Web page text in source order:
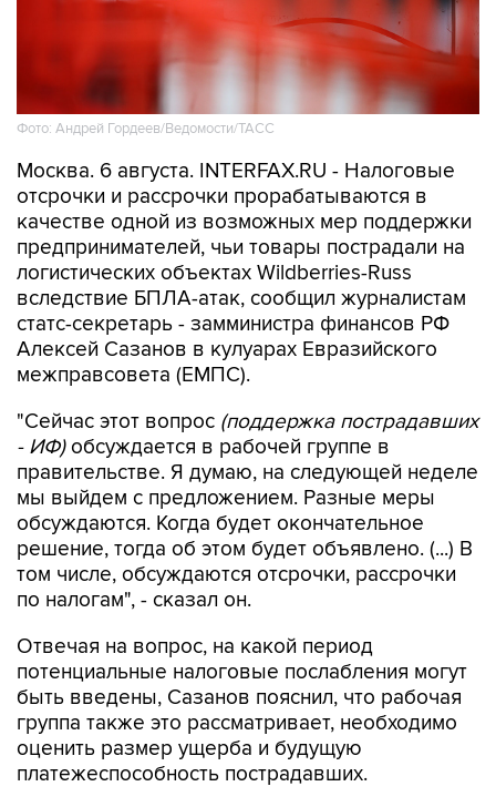
Фото: Андрей Гордеев/Ведомости/ТАСС
Москва. 6 августа. INTERFAX.RU - Налоговые
отсрочки и рассрочки прорабатываются в
качестве одной из возможных мер поддержки
предпринимателей, чьи товары пострадали на
логистических объектах Wildberries-Russ
вследствие БПЛА-атак, сообщил журналистам
статс-секретарь - замминистра финансов РФ
Алексей Сазанов в кулуарах Евразийского
межправсовета (ЕМПС).
"Сейчас этот вопрос (поддержка пострадавших
- ИФ)обсуждается в рабочей группе в
правительстве. Я думаю, на следующей неделе
мы выйдем с предложением. Разные меры
обсуждаются. Когда будет окончательное
решение, тогда об этом будет объявлено. (...) В
том числе, обсуждаются отсрочки, рассрочки
по налогам", - сказал он.
Отвечая на вопрос, на какой период
потенциальные налоговые послабления могут
быть введены, Сазанов пояснил, что рабочая
группа также это рассматривает, необходимо
оценить размер ущерба и будущую
платежеспособность пострадавших.